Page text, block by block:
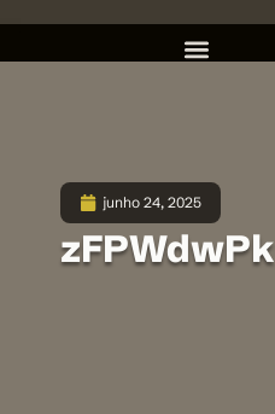
junho 24, 2025
zFPWdwPk